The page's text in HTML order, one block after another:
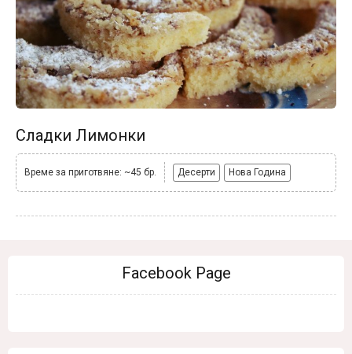
Сладки Лимонки
Време за приготвяне: ~45 бр. Десерти Нова Година
Facebook Page